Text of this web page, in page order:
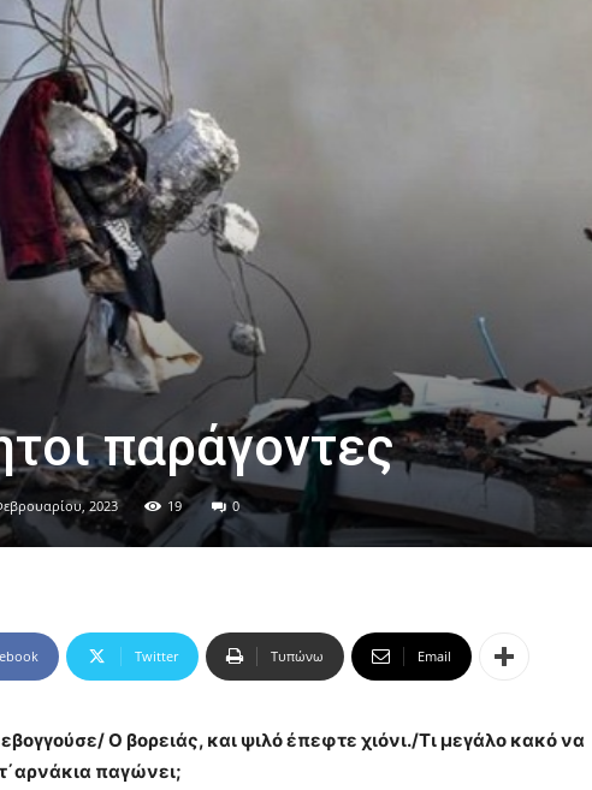
παράγοντες
2023 19 0
Twitter Τυπώνω Email
Ο βορειάς, και ψιλό έπεφτε χιόνι./Τι μεγάλο κακό να
παγώνει;